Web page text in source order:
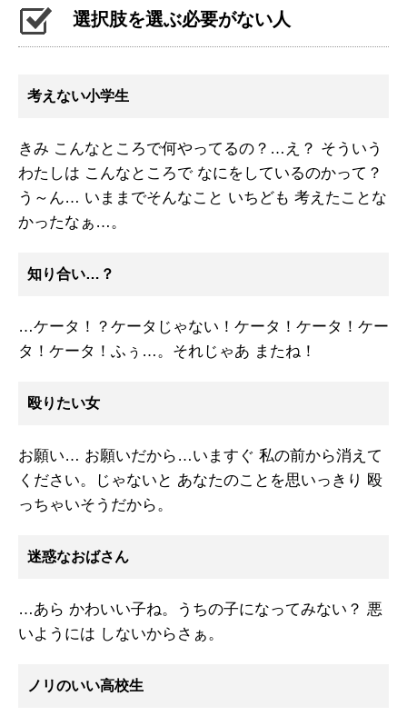
選択肢を選ぶ必要がない人
考えない小学生
きみ こんなところで何やってるの？…え？ そういう
わたしは こんなところで なにをしているのかって？
う～ん… いままでそんなこと いちども 考えたことな
かったなぁ…。
知り合い…？
…ケータ！？ケータじゃない！ケータ！ケータ！ケー
タ！ケータ！ふぅ…。それじゃあ またね！
殴りたい女
お願い… お願いだから…いますぐ 私の前から消えて
ください。じゃないと あなたのことを思いっきり 殴
っちゃいそうだから。
迷惑なおばさん
…あら かわいい子ね。うちの子になってみない？ 悪
いようには しないからさぁ。
ノリのいい高校生